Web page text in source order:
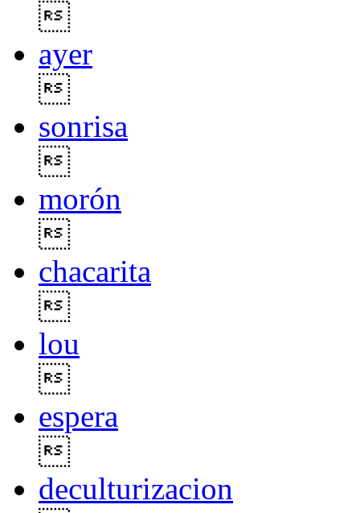
ayer
sonrisa
morón
chacarita
lou
espera
deculturizacion